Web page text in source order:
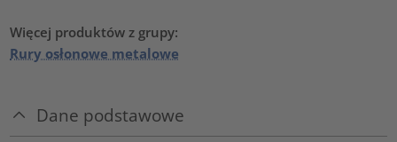
Więcej produktów z grupy:
Rury osłonowe metalowe
Dane podstawowe